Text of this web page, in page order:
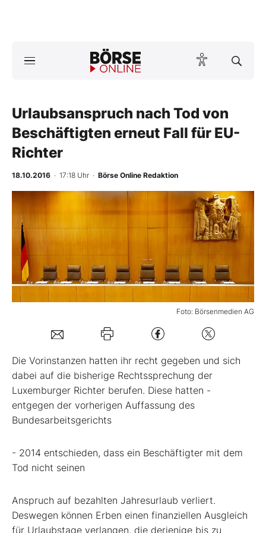
ktuelle Ausgabe BÖRSE ONLINE lesen
News
Anlageprodukte
Finanz-Check
Abo & Shop
BO-Musterdepots
Experten
Mein B:O
Mein Konto
Folgen Sie uns
Kontakt
Urlaubsanspruch nach Tod von
Beschäftigten erneut Fall für EU-
Richter
18.10.2016 · 17:18 Uhr · Börse Online Redaktion
Foto: Börsenmedien AG
Die Vorinstanzen hatten ihr recht gegeben und sich
dabei auf die bisherige Rechtssprechung der
Luxemburger Richter berufen. Diese hatten -
entgegen der vorherigen Auffassung des
Bundesarbeitsgerichts
- 2014 entschieden, dass ein Beschäftigter mit dem
Tod nicht seinen
Anspruch auf bezahlten Jahresurlaub verliert.
Deswegen können Erben einen finanziellen Ausgleich
für Urlaubstage verlangen, die derjenige bis zu